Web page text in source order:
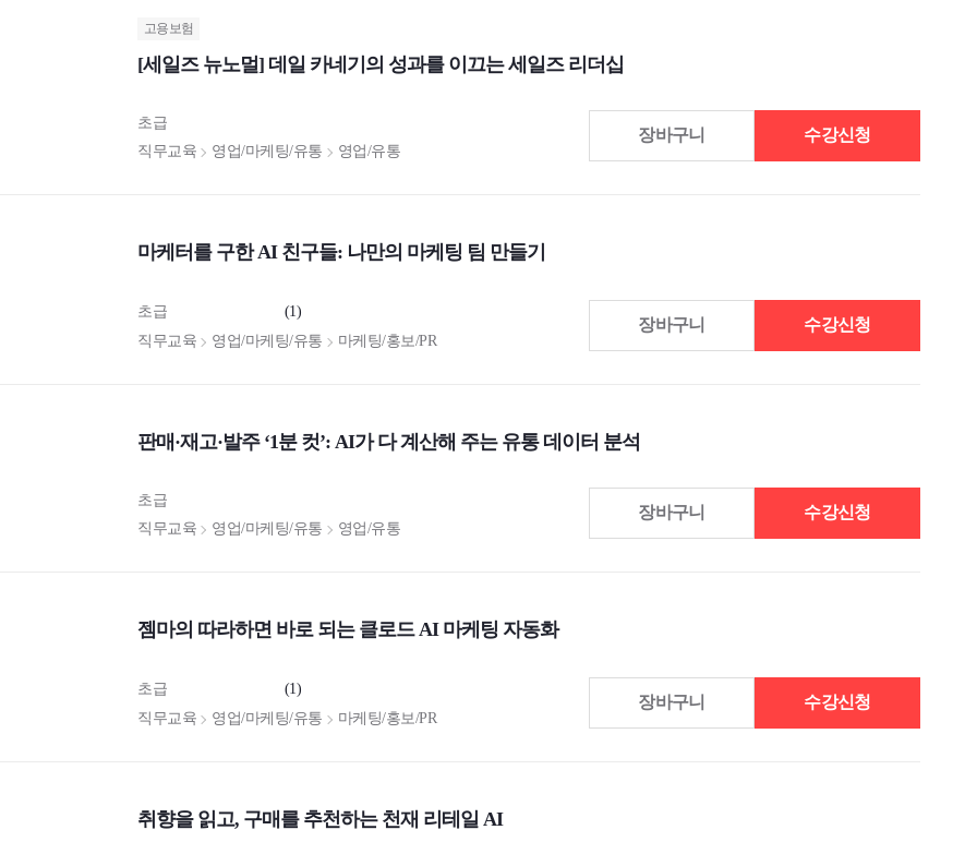
고용보험
[세일즈 뉴노멀] 데일 카네기의 성과를 이끄는 세일즈 리더십
초급
직무교육
영업/마케팅/유통 영업/유통
장바구니 수강신청
마케터를 구한 AI 친구들: 나만의 마케팅 팀 만들기
초급
(1)
직무교육
영업/마케팅/유통 마케팅/홍보/PR
장바구니 수강신청
판매·재고·발주 ‘1분 컷’: AI가 다 계산해 주는 유통 데이터 분석
초급
직무교육
영업/마케팅/유통 영업/유통
장바구니 수강신청
젬마의 따라하면 바로 되는 클로드 AI 마케팅 자동화
초급
(1)
직무교육
영업/마케팅/유통 마케팅/홍보/PR
장바구니 수강신청
취향을 읽고, 구매를 추천하는 천재 리테일 AI